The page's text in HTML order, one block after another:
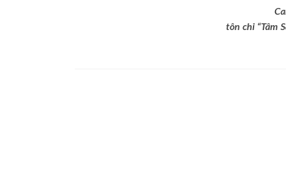
tôn chỉ “Tâm